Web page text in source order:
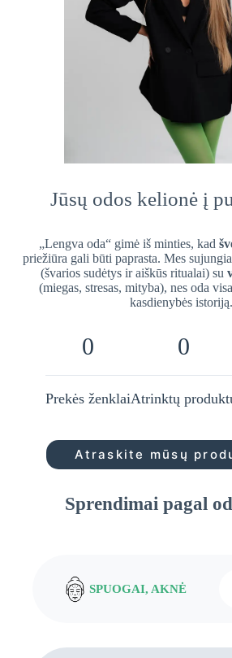
Jūsų odos kelionė į
„Lengva oda“ gimė iš minties, kad
priežiūra gali būti paprasta. Mes
(švarios sudėtys ir aiškūs ritualai) su
(miegas, stresas, mityba), nes oda
kasdienybės istoriją.
0
Prekės ženklai
0
Atrinktų
Atraskite mūsų
Sprendimai pagal
SPUOGAI, AKNĖ